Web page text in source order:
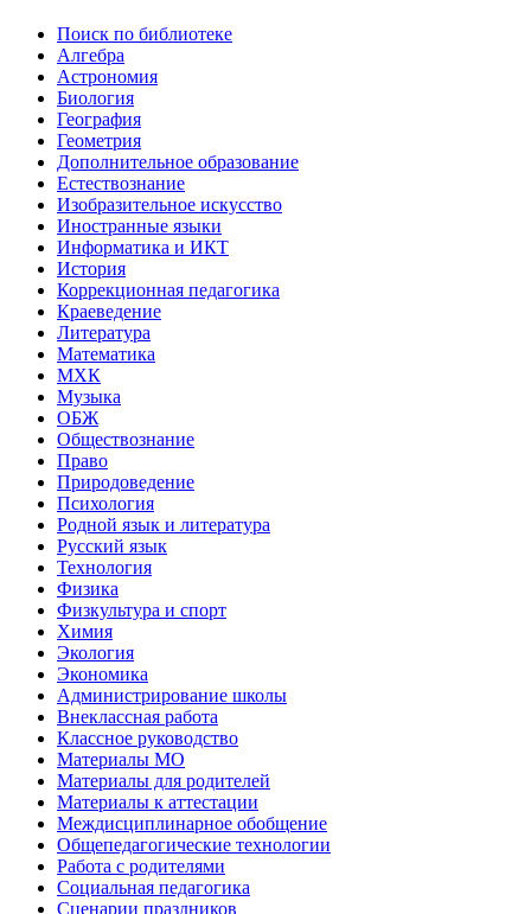
Поиск по библиотеке
Алгебра
Астрономия
Биология
География
Геометрия
Дополнительное образование
Естествознание
Изобразительное искусство
Иностранные языки
Информатика и ИКТ
История
Коррекционная педагогика
Краеведение
Литература
Математика
МХК
Музыка
ОБЖ
Обществознание
Право
Природоведение
Психология
Родной язык и литература
Русский язык
Технология
Физика
Физкультура и спорт
Химия
Экология
Экономика
Администрирование школы
Внеклассная работа
Классное руководство
Материалы МО
Материалы для родителей
Материалы к аттестации
Междисциплинарное обобщение
Общепедагогические технологии
Работа с родителями
Социальная педагогика
Сценарии праздников